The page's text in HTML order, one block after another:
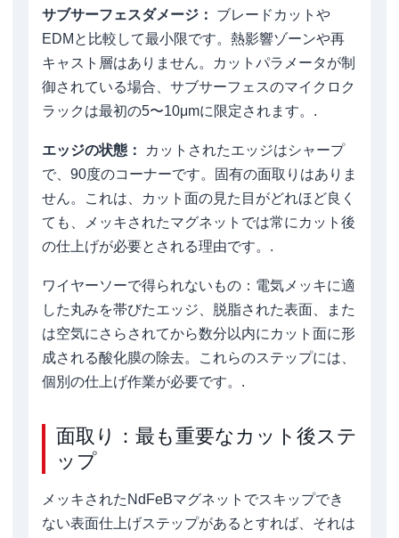
サブサーフェスダメージ：
ブレードカットや
EDMと比較して最小限です。熱影響ゾーンや再
キャスト層はありません。カットパラメータが制
御されている場合、サブサーフェスのマイクロク
ラックは最初の5〜10μmに限定されます。.
エッジの状態：
カットされたエッジはシャープ
で、90度のコーナーです。固有の面取りはありま
せん。これは、カット面の見た目がどれほど良く
ても、メッキされたマグネットでは常にカット後
の仕上げが必要とされる理由です。.
ワイヤーソーで得られないもの：電気メッキに適
した丸みを帯びたエッジ、脱脂された表面、また
は空気にさらされてから数分以内にカット面に形
成される酸化膜の除去。これらのステップには、
個別の仕上げ作業が必要です。.
面取り：最も重要なカット後ステ
ップ
メッキされたNdFeBマグネットでスキップでき
ない表面仕上げステップがあるとすれば、それは